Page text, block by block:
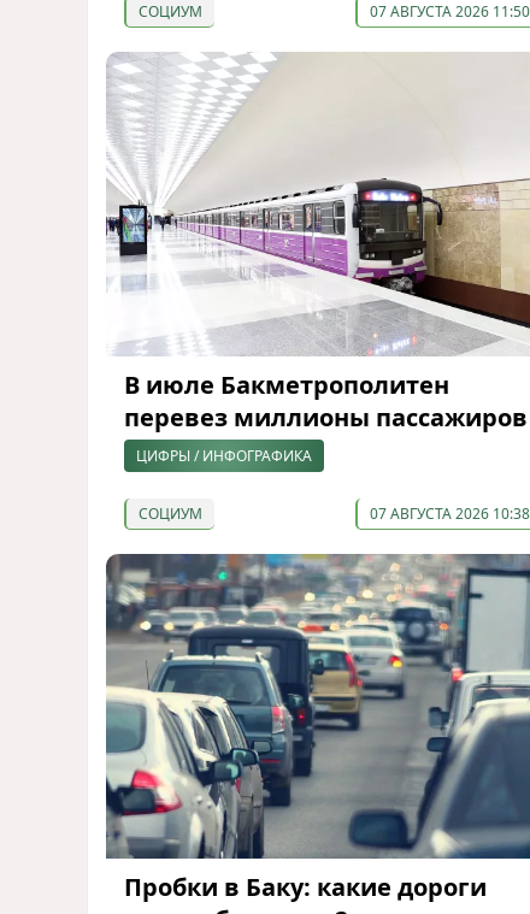
СОЦИУМ 07 АВГУСТА 2026 11:50
В июле Бакметрополитен
перевез миллионы пассажиров
ЦИФРЫ / ИНФОГРАФИКА
СОЦИУМ 07 АВГУСТА 2026 10:38
Пробки в Баку: какие дороги